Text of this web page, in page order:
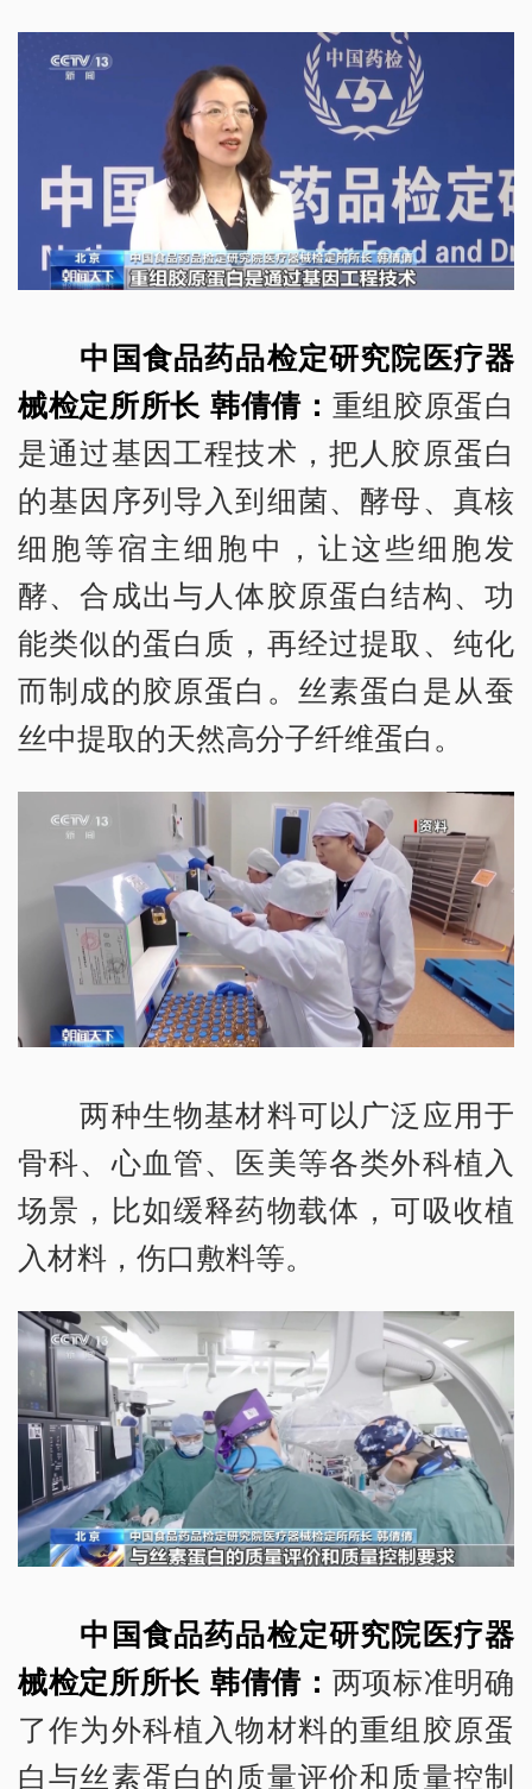
中国食品药品检定研究院医疗器
械检定所所长 韩倩倩： 重组胶原蛋白
是通过基因工程技术，把人胶原蛋白
的基因序列导入到细菌、酵母、真核
细胞等宿主细胞中，让这些细胞发
酵、合成出与人体胶原蛋白结构、功
能类似的蛋白质，再经过提取、纯化
而制成的胶原蛋白。丝素蛋白是从蚕
丝中提取的天然高分子纤维蛋白。
两种生物基材料可以广泛应用于
骨科、心血管、医美等各类外科植入
场景，比如缓释药物载体，可吸收植
入材料，伤口敷料等。
中国食品药品检定研究院医疗器
械检定所所长 韩倩倩： 两项标准明确
了作为外科植入物材料的重组胶原蛋
白与丝素蛋白的质量评价和质量控制